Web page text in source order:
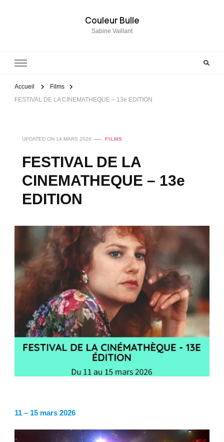
Couleur Bulle
Sabine Vaillant
Accueil
Films
FESTIVAL DE LA CINEMATHEQUE – 13e EDITION
UPDATED ON 14 MARS 2026 FILMS
FESTIVAL DE LA
CINEMATHEQUE – 13e
EDITION
11 – 15 mars 2026